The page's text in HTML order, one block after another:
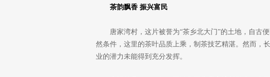
茶韵飘香 振兴富民
唐家湾村，这片被誉为“茶乡北大门”的土地，自古
然条件，这里的茶叶品质上乘，制茶技艺精湛。然而，
业的潜力未能得到充分发挥。